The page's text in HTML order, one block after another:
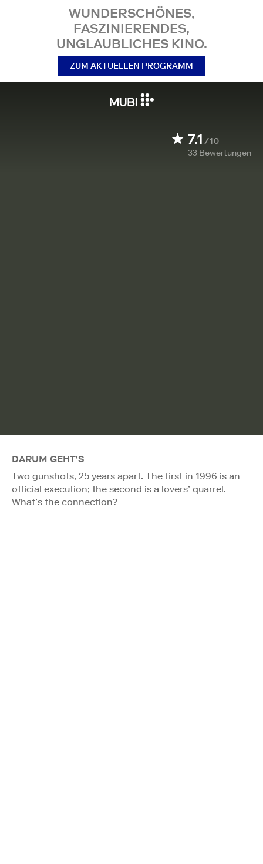
WUNDERSCHÖNES,
FASZINIERENDES,
UNGLAUBLICHES KINO.
ZUM AKTUELLEN PROGRAMM
7.1 /10
33 Bewertungen
DARUM GEHT'S
Two gunshots, 25 years apart. The first in 1996 is an
official execution; the second is a lovers’ quarrel.
What’s the connection?